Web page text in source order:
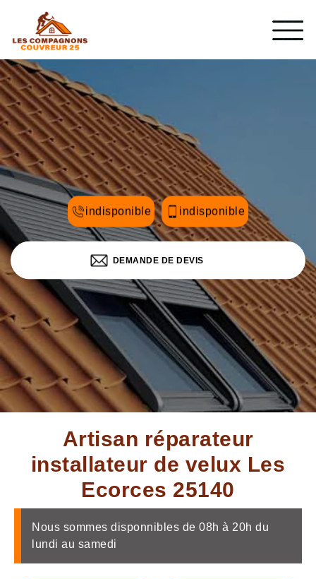
indisponible indisponible
DEMANDE DE DEVIS
Artisan réparateur
installateur de velux Les
Ecorces 25140
Nous sommes disponnibles de 08h à 20h du
lundi au samedi